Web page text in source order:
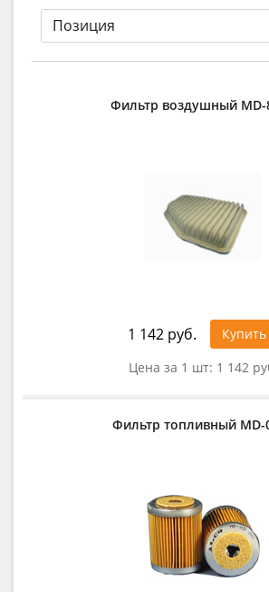
Фильтр воздушный MD-
1 142 руб.
Купить
Цена за 1 шт: 1 142
Фильтр топливный MD-